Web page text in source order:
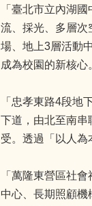
「臺北市立內湖
流、採光、多層次
場、地上3層活動
成為校園的新核心
「忠孝東路4段地
下道，由北至南
受。透過「以人為
「萬隆東營區社
中心、長期照顧